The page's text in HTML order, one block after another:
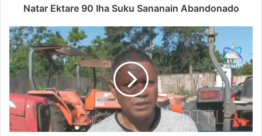
Natar Ektare 90 Iha Suku Sananain Abandonado